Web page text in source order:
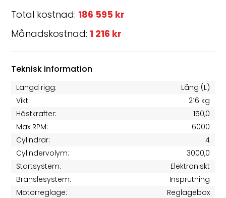
Total kostnad: 186 595 kr
Månadskostnad: 1 216 kr
Teknisk information
Längd rigg:
Lång (L)
Vikt:
216 kg
Hästkrafter:
150,0
Max RPM:
6000
Cylindrar:
4
Cylindervolym:
3000,0
Startsystem:
Elektroniskt
Bränslesystem:
Insprutning
Motorreglage:
Reglagebox